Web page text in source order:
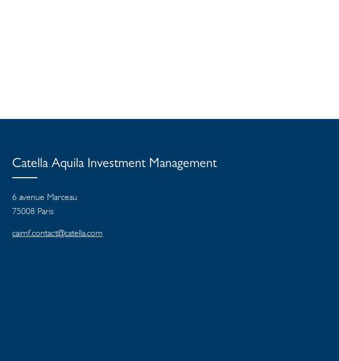
Catella Aquila Investment Management
6 avenue Marceau
75008 Paris
caimf.contact@catella.com